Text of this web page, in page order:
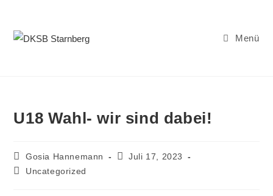
Menü
U18 Wahl- wir sind dabei!
Gosia Hannemann
Juli 17, 2023
Uncategorized